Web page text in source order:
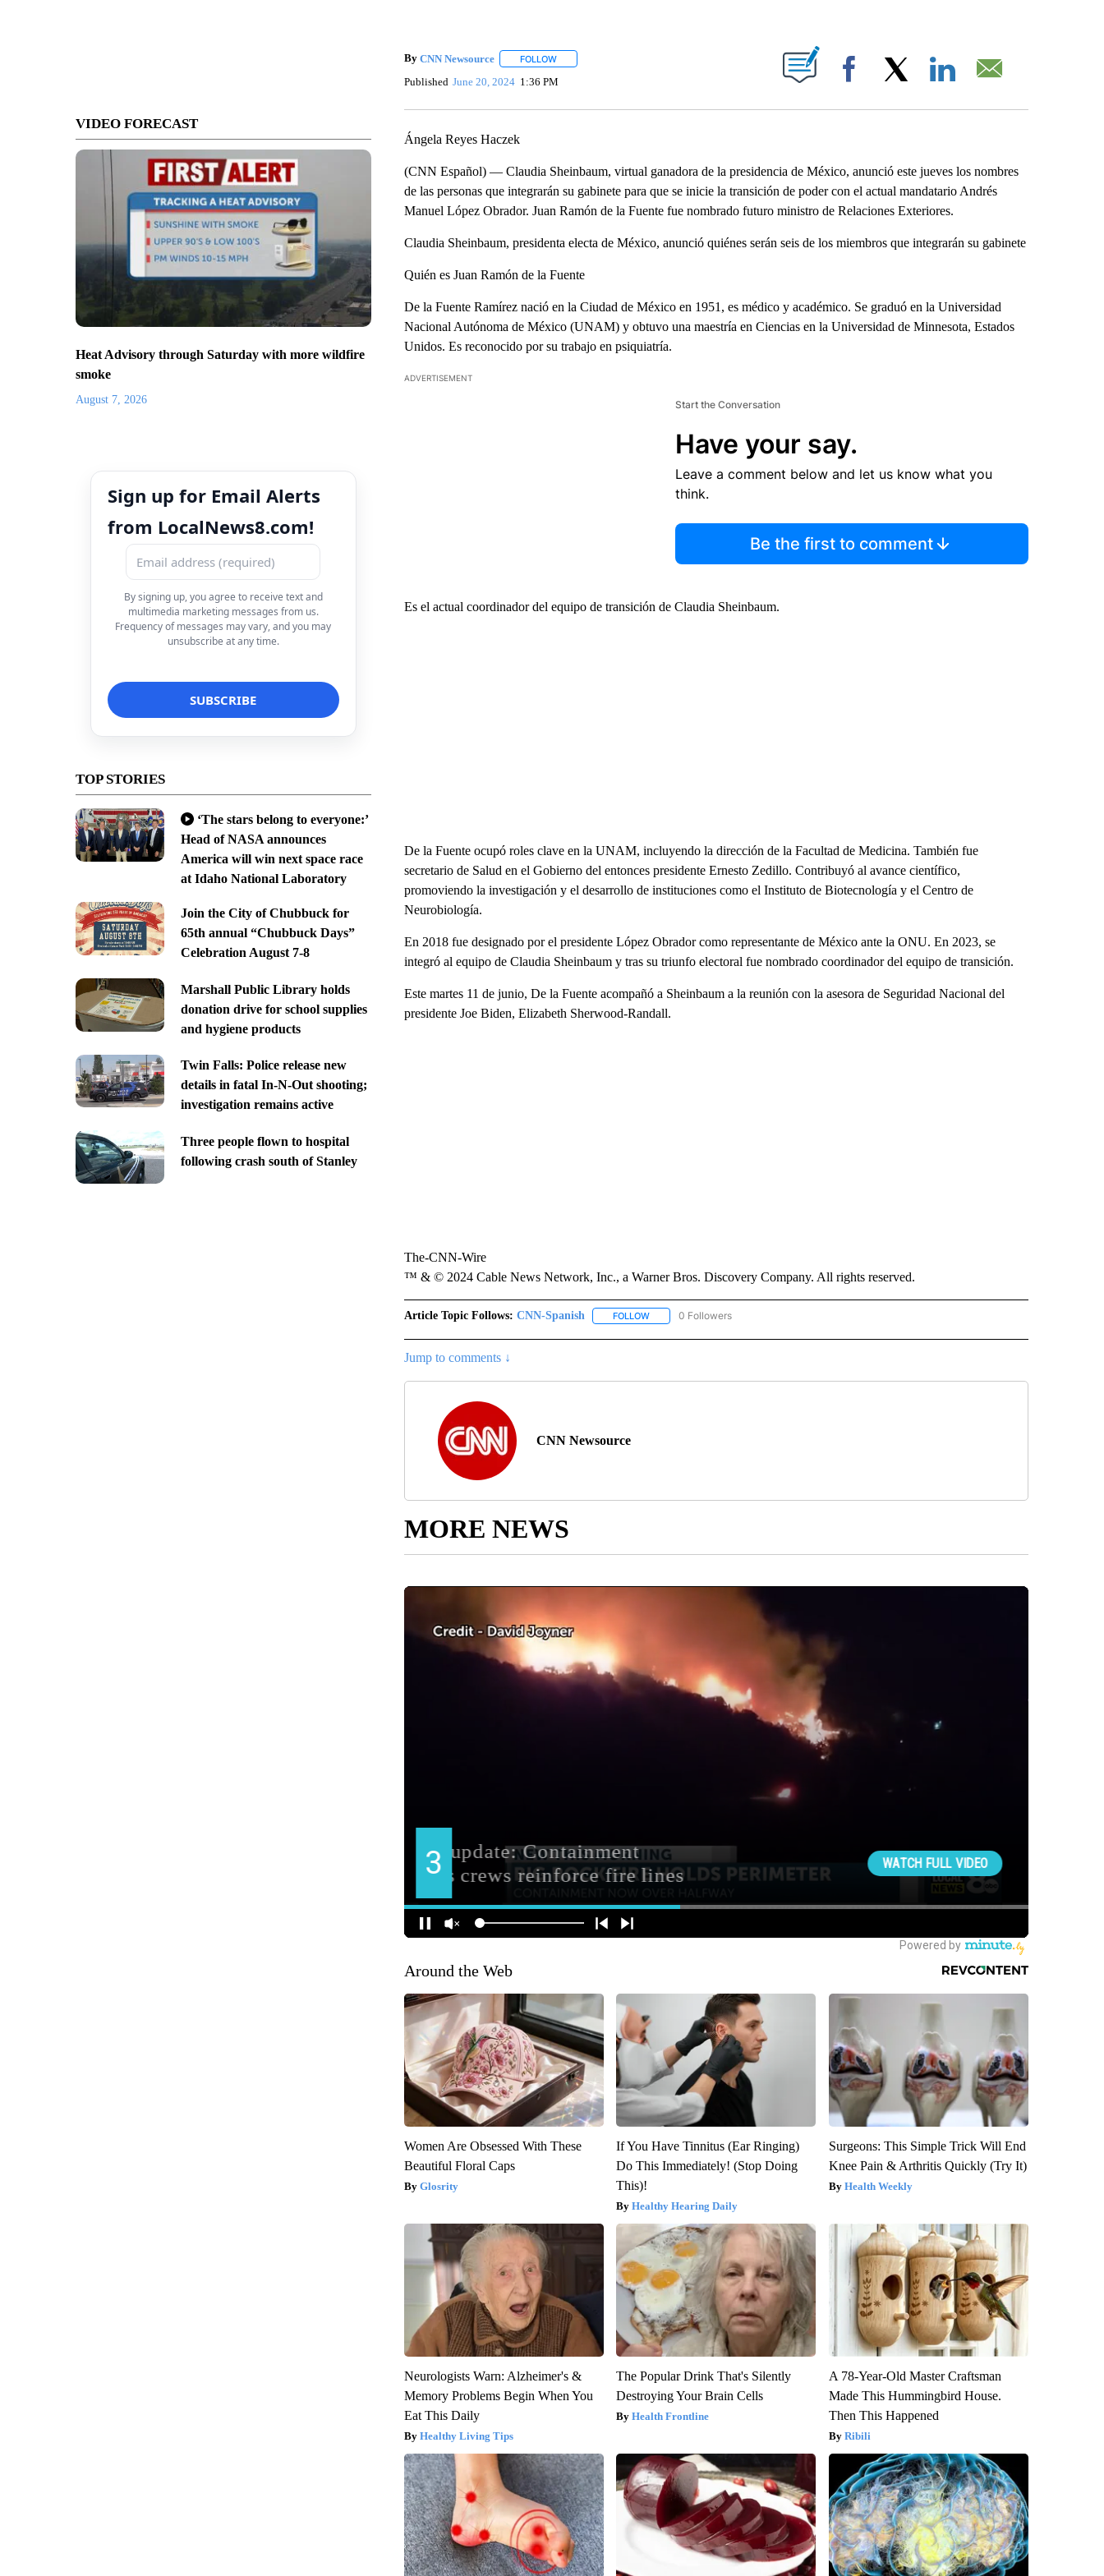
VIDEO FORECAST
Heat Advisory through Saturday with more wildfire
smoke
August 7, 2026
Sign up for Email Alerts
from LocalNews8.com!
By signing up, you agree to receive text and
multimedia marketing messages from us.
Frequency of messages may vary, and you may
unsubscribe at any time.
TOP STORIES
‘The stars belong to everyone:’
Head of NASA announces
America will win next space race
at Idaho National Laboratory
Join the City of Chubbuck for
65th annual “Chubbuck Days”
Celebration August 7-8
Marshall Public Library holds
donation drive for school supplies
and hygiene products
Twin Falls: Police release new
details in fatal In-N-Out shooting;
investigation remains active
Three people flown to hospital
following crash south of Stanley
By CNN Newsource FOLLOWFOLLOW "" TO RECEIVE NOTIFICATIONS ABOUT NEW PAGES ON "".
Published June 20, 2024 1:36 PM Facebook
Ángela Reyes Haczek
(CNN Español) — Claudia Sheinbaum, virtual ganadora de la presidencia de México, anunció este jueves los nombres
de las personas que integrarán su gabinete para que se inicie la transición de poder con el actual mandatario Andrés
Manuel López Obrador. Juan Ramón de la Fuente fue nombrado futuro ministro de Relaciones Exteriores.
Claudia Sheinbaum, presidenta electa de México, anunció quiénes serán seis de los miembros que integrarán su gabinete
Quién es Juan Ramón de la Fuente
De la Fuente Ramírez nació en la Ciudad de México en 1951, es médico y académico. Se graduó en la Universidad
Nacional Autónoma de México (UNAM) y obtuvo una maestría en Ciencias en la Universidad de Minnesota, Estados
Unidos. Es reconocido por su trabajo en psiquiatría.
ADVERTISEMENT
Start the Conversation
Have your say.
Leave a comment below and let us know what you
think.
Be the first to comment
Es el actual coordinador del equipo de transición de Claudia Sheinbaum.
De la Fuente ocupó roles clave en la UNAM, incluyendo la dirección de la Facultad de Medicina. También fue
secretario de Salud en el Gobierno del entonces presidente Ernesto Zedillo. Contribuyó al avance científico,
promoviendo la investigación y el desarrollo de instituciones como el Instituto de Biotecnología y el Centro de
Neurobiología.
En 2018 fue designado por el presidente López Obrador como representante de México ante la ONU. En 2023, se
integró al equipo de Claudia Sheinbaum y tras su triunfo electoral fue nombrado coordinador del equipo de transición.
Este martes 11 de junio, De la Fuente acompañó a Sheinbaum a la reunión con la asesora de Seguridad Nacional del
presidente Joe Biden, Elizabeth Sherwood-Randall.
The-CNN-Wire
™ & © 2024 Cable News Network, Inc., a Warner Bros. Discovery Company. All rights reserved.
Article Topic Follows: CNN-Spanish FOLLOWFOLLOW "CNN-SPANISH" TO RECEIVE NOTIFICATIONS ABOUT NEW PAGES ON "CNN-SPANISH".
0 Followers
Jump to comments ↓
CNN Newsource
MORE NEWS
Around the Web
Women Are Obsessed With These
Beautiful Floral Caps
Glosrity
If You Have Tinnitus (Ear Ringing)
Do This Immediately! (Stop Doing
This)!
Healthy Hearing Daily
Surgeons: This Simple Trick Will End
Knee Pain & Arthritis Quickly (Try It)
Health Weekly
Neurologists Warn: Alzheimer's &
Memory Problems Begin When You
Eat This Daily
Healthy Living Tips
The Popular Drink That's Silently
Destroying Your Brain Cells
Health Frontline
A 78-Year-Old Master Craftsman
Made This Hummingbird House.
Then This Happened
Ribili